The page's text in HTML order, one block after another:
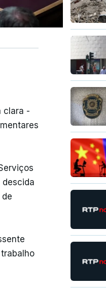
clara -
descida